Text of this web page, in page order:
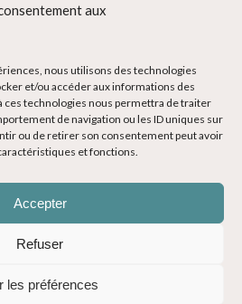
aux
nous utilisons des technologies
et/ou accéder aux informations des
ces technologies nous permettra de traiter
de navigation ou les ID uniques sur
ou de retirer son consentement peut avoir
et fonctions.
Accepter
Refuser
les préférences
Gourmandes Blog Voyage - Tous